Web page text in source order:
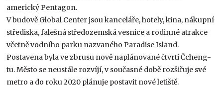
americký Pentagon.
V budově Global Center jsou kanceláře, hotely, kina, nákupní
střediska, falešná středozemská vesnice a rodinné atrakce
včetně vodního parku nazvaného Paradise Island.
Postavena byla ve zbrusu nově naplánované čtvrti Čcheng-
tu. Město se neustále rozvíjí, v současné době rozšiřuje své
metro a do roku 2020 plánuje postavit nové letiště.